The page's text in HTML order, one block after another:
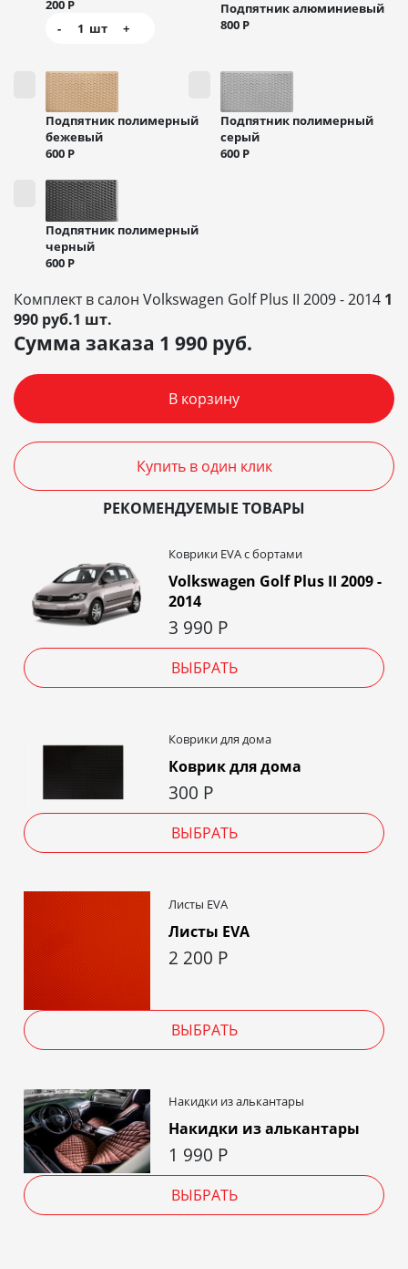
200 Р
-
1 шт +
Подпятник алюминиевый
800 Р
Подпятник полимерный
бежевый
600 Р
Подпятник полимерный
серый
600 Р
Подпятник полимерный
черный
600 Р
Комплект в салон Volkswagen Golf Plus II 2009 - 2014 1
990 руб.1 шт.
Сумма заказа 1 990 руб.
В корзину
Купить в один клик
РЕКОМЕНДУЕМЫЕ ТОВАРЫ
Коврики EVA c бортами
Volkswagen Golf Plus II 2009 -
2014
3 990 Р
ВЫБРАТЬ
Коврики для дома
Коврик для дома
300 Р
ВЫБРАТЬ
Листы EVA
Листы EVA
2 200 Р
ВЫБРАТЬ
Накидки из алькантары
Накидки из алькантары
1 990 Р
ВЫБРАТЬ